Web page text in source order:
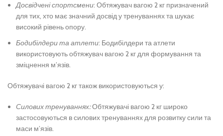
Досвідчені спортсмени: Обтяжувач вагою 2 кг призначений
для тих, хто має значний досвід у тренуваннях та шукає
високий рівень опору.
Бодибілдери та атлети: Бодибілдери та атлети
використовують обтяжувач вагою 2 кг для формування та
зміцнення м’язів.
Обтяжувачі вагою 2 кг також використовуються у:
Силових тренуваннях:Обтяжувачі вагою 2 кг широко
застосовуються в силових тренуваннях для розвитку сили та
маси м’язів.